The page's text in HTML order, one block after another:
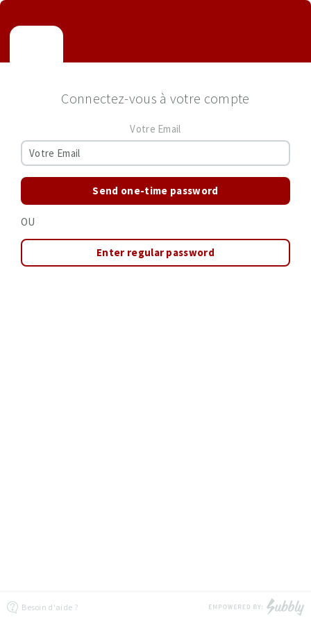
Connectez-vous à votre compte
Votre Email
Send one-time password
OU
Enter regular password
Besoin d'aide ?